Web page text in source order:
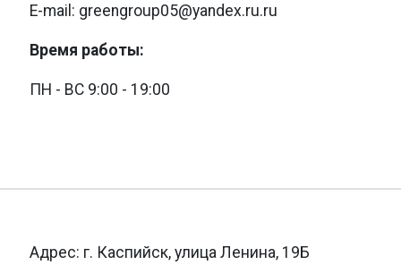
E-mail: greengroup05@yandex.ru.ru
Время работы:
ПН - ВС 9:00 - 19:00
Адрес: г. Каспийск, улица Ленина, 19Б